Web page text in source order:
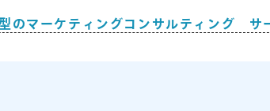
のマーケティングコンサルティング サ